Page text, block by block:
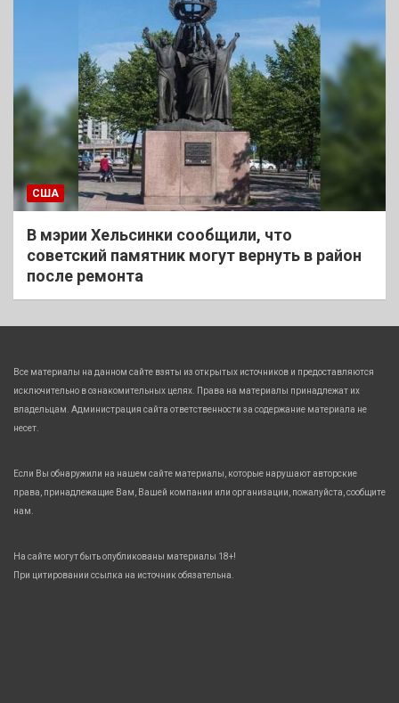
США
В мэрии Хельсинки сообщили, что
советский памятник могут вернуть в район
после ремонта
Все материалы на данном сайте взяты из открытых источников и предоставляются
исключительно в ознакомительных целях. Права на материалы принадлежат их
владельцам. Администрация сайта ответственности за содержание материала не
несет.
Если Вы обнаружили на нашем сайте материалы, которые нарушают авторские
права, принадлежащие Вам, Вашей компании или организации, пожалуйста, сообщите
нам.
На сайте могут быть опубликованы материалы 18+!
При цитировании ссылка на источник обязательна.